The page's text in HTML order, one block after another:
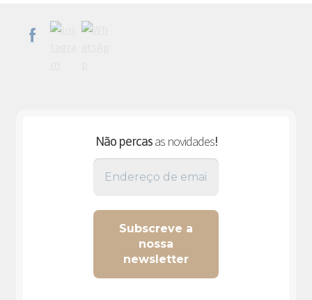
Não percasas novidades!